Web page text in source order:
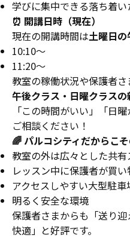
学びに集中できる落ち着
⏰ 開講日時（現在）
現在の開講時間は土曜日
10:10〜
11:20〜
教室の稼働状況や保護者さ
午後クラス・日曜クラスの
「この時間がいい」「日
ご相談ください！
🌈 パルコシティだからこ
教室の外は広々とした共有
レッスン中に保護者が買
アクセスしやすい大型駐車
明るく安全な環境
保護者さまからも「送り
快適」と好評です。